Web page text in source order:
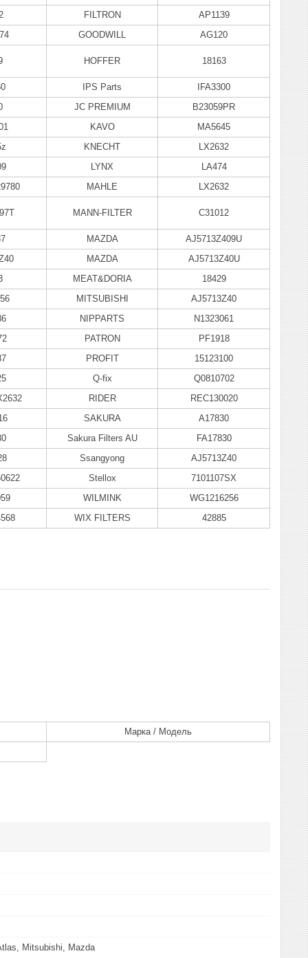
FILTRON
AP1139
GOODWILL
AG120
HOFFER 18163
IPS Parts
IFA3300
JC PREMIUM
B23059PR
KAVO
MA5645
KNECHT
LX2632
LYNX
LA474
MAHLE LX2632
MANN-FILTER C31012
MAZDA
AJ5713Z409U
MAZDA
AJ5713Z40U
MEAT&DORIA
18429
MITSUBISHI
AJ5713Z40
NIPPARTS
N1323061
PATRON
PF1918
PROFIT
15123100
Q-fix
Q0810702
RIDER
REC130020
SAKURA
A17830
Sakura Filters AU
FA17830
Ssangyong
AJ5713Z40
Stellox
7101107SX
WILMINK
WG1216256
WIX FILTERS
42885
Марка / Модель
Mitsubishi, Mazda